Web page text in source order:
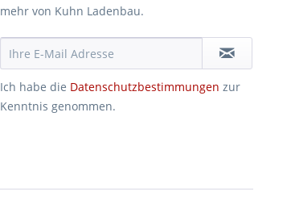
mehr von Kuhn Ladenbau.
Ich habe die Datenschutzbestimmungen zur
Kenntnis genommen.